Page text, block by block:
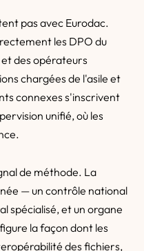
pas avec Eurodac.
les DPO du
des opérateurs
chargées de l'asile et
connexes s'inscrivent
unifié, où les
de méthode. La
— un contrôle national
spécialisé, et un organe
la façon dont les
des fichiers,